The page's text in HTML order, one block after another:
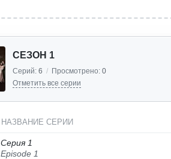
СЕЗОН 1
Серий: 6 / Просмотрено: 0
Отметить все серии
НАЗВАНИЕ СЕРИИ
Серия 1
Episode 1